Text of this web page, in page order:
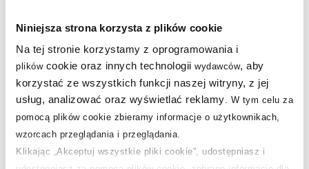
Niniejsza strona korzysta z plików cookie
Na tej stronie korzystamy z oprogramowania i
plikówcookie oraz innych technologii wydawców, aby
korzystać ze wszystkich funkcji naszej witryny, z jej
usług, analizować oraz wyświetlać reklamy. W tym celu za
pomocą plików cookie zbieramy informacje o użytkownikach,
wzorcach przeglądania i przeglądania.
Klikając „Akceptuj wszystkie pliki cookie”, udostępniasz i
Materiał szkło, metal
Zasilanie 230 V
Żarówki w zestawie nie
Stopień ochrony IP20
Rodzaj gwintu E27